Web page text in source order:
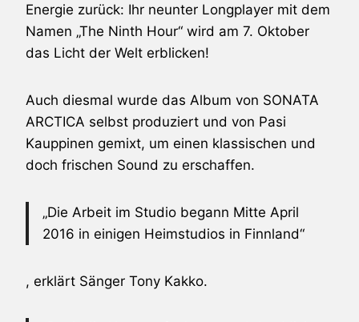
Energie zurück: Ihr neunter Longplayer mit dem
Namen „The Ninth Hour“ wird am 7. Oktober
das Licht der Welt erblicken!
Auch diesmal wurde das Album von SONATA
ARCTICA selbst produziert und von Pasi
Kauppinen gemixt, um einen klassischen und
doch frischen Sound zu erschaffen.
„Die Arbeit im Studio begann Mitte April
2016 in einigen Heimstudios in Finnland“
, erklärt Sänger Tony Kakko.